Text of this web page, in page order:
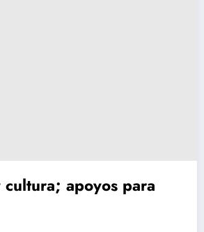
cultura; apoyos para